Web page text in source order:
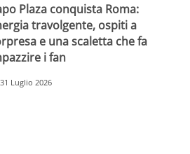
Plaza conquista Roma:
travolgente, ospiti a
e una scaletta che fa
i fan
31 Luglio 2026